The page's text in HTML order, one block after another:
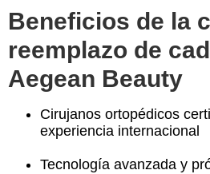
Beneficios de la
reemplazo de
Aegean Beauty
Cirujanos ortopédicos
experiencia internacional
Tecnología avanzada y